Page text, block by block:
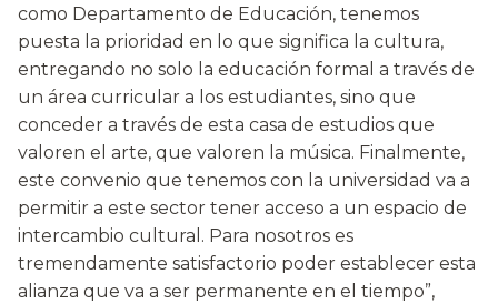
como Departamento de Educación, tenemos
puesta la prioridad en lo que significa la cultura,
entregando no solo la educación formal a través de
un área curricular a los estudiantes, sino que
conceder a través de esta casa de estudios que
valoren el arte, que valoren la música. Finalmente,
este convenio que tenemos con la universidad va a
permitir a este sector tener acceso a un espacio de
intercambio cultural. Para nosotros es
tremendamente satisfactorio poder establecer esta
alianza que va a ser permanente en el tiempo”,